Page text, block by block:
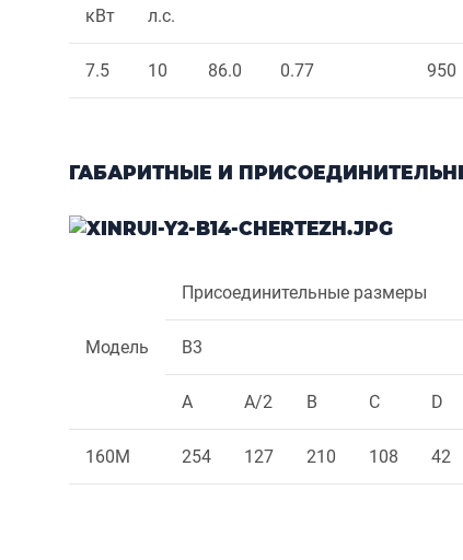
кВт л.с.
7.5 10 86.0 0.77 950
ГАБАРИТНЫЕ И
Модель
Присоединительные размеры
B3
A A/2 B C D
160M 254 127 210 108 42